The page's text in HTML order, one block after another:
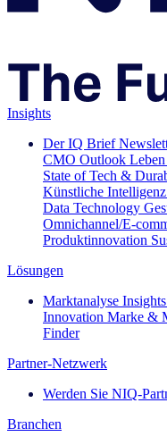
Insights
Der IQ Brief
CMO Outlook Leben
State of Tech &
Künstliche Intelligenz
Data Technology
Omnichannel/E-
Produktinnovation
Lösungen
Marktanalyse
Innovation Marke &
Finder
Partner-Netzwerk
Werden Sie NIQ-
Branchen